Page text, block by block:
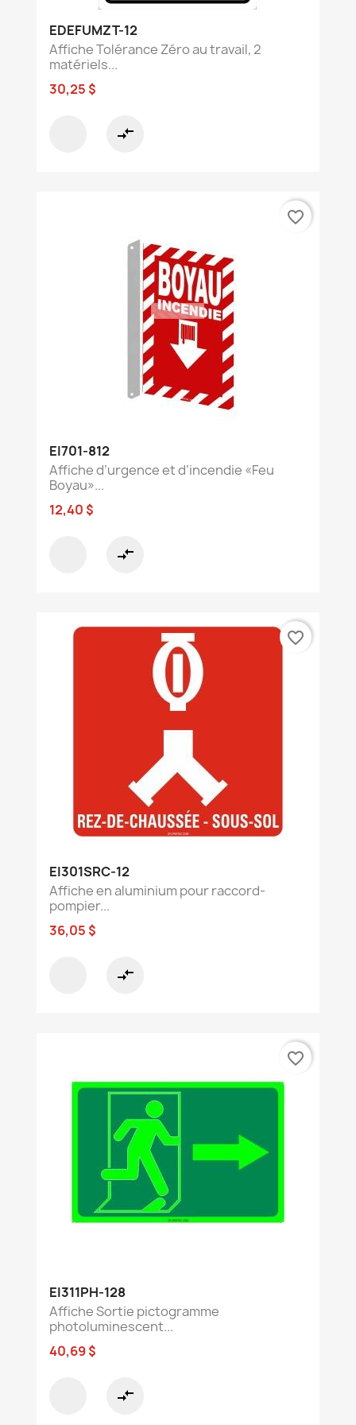
EDEFUMZT-12
Affiche Tolérance Zéro au travail, 2
matériels...
30,25 $
compare_arrows
EI701-812
Affiche d’urgence et d’incendie «Feu
Boyau»...
12,40 $
compare_arrows
favorite_border
EI301SRC-12
Affiche en aluminium pour raccord-
pompier...
36,05 $
compare_arrows
favorite_border
EI311PH-128
Affiche Sortie pictogramme
photoluminescent...
40,69 $
compare_arrows
favorite_border